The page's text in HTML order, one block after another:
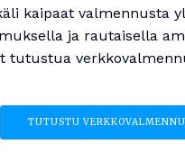
kaipaat valmennusta
ja rautaisella
tutustua
TUTUSTU